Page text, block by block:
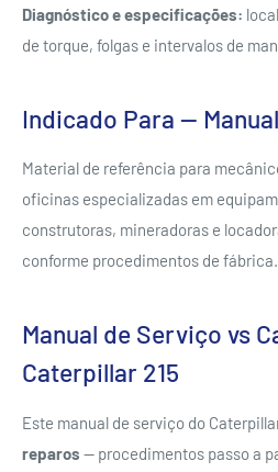
Diagnóstico e especificações:
de torque, folgas e intervalos de
Indicado Para —
Material de referência para
oficinas especializadas em
construtoras, mineradoras e
conforme procedimentos de fábrica.
Manual de Serviço vs
Caterpillar 215
Este manual de serviço do
reparos — procedimentos passo a